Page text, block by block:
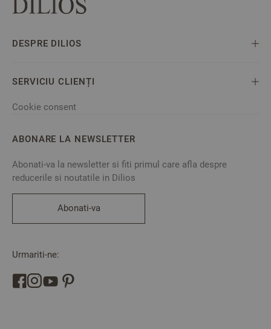
DESPRE DILIOS
SERVICIU CLIENȚI
Cookie consent
ABONARE LA NEWSLETTER
Abonati-va la newsletter si fiti primul care afla despre
reducerile si noutatile in Dilios
Abonati-va
Urmariti-ne: